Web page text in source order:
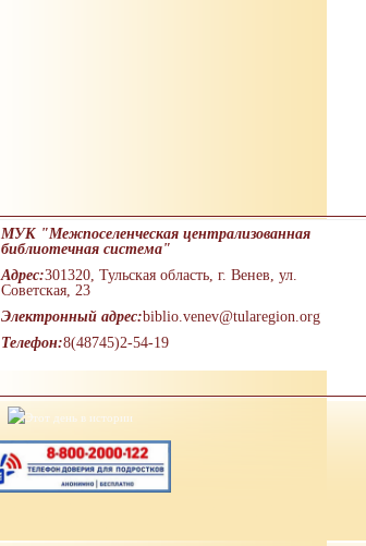
МУК "Межпоселенческая централизованная
библиотечная система"
Адрес:301320, Тульская область, г. Венев, ул.
Советская, 23
Электронный адрес:biblio.venev@tularegion.org
Телефон:8(48745)2-54-19